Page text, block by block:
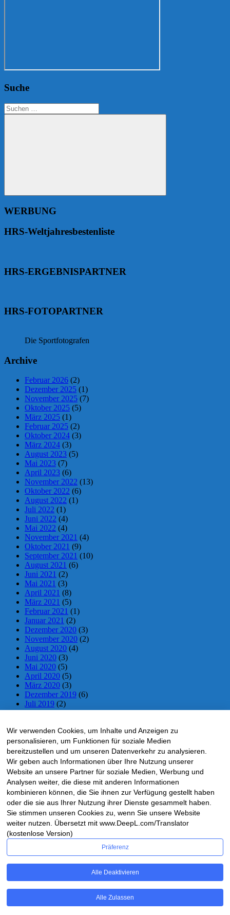
Suche
Suchen
nach:
Suchen
WERBUNG
HRS-Weltjahresbestenliste
HRS-ERGEBNISPARTNER
HRS-FOTOPARTNER
Die Sportfotografen
Archive
Februar 2026 (2)
Dezember 2025 (1)
November 2025 (7)
Oktober 2025 (5)
März 2025 (1)
Februar 2025 (2)
Oktober 2024 (3)
März 2024 (3)
August 2023 (5)
Mai 2023 (7)
April 2023 (6)
November 2022 (13)
Oktober 2022 (6)
August 2022 (1)
Juli 2022 (1)
Juni 2022 (4)
Mai 2022 (4)
November 2021 (4)
Oktober 2021 (9)
September 2021 (10)
August 2021 (6)
Juni 2021 (2)
Mai 2021 (3)
April 2021 (8)
März 2021 (5)
Februar 2021 (1)
Januar 2021 (2)
Dezember 2020 (3)
November 2020 (2)
August 2020 (4)
Juni 2020 (3)
Mai 2020 (5)
April 2020 (5)
März 2020 (3)
Dezember 2019 (6)
Juli 2019 (2)
Juni 2019(2)
April 2019(5)
März 2019 (1)
November 2018(10)
Oktober 2018(5)
September 2018
(1)
Mai 2018
(4)
April 2018 (4)
März 2018(1)
Februar 2018(2)
Dezember 2017 (3)
November 2017(18)
Oktober 2017(12)
HRS-LIVTICKER – via Facebook
Ticker
Wir verwenden Cookies, um Inhalte und Anzeigen zu
personalisieren, um Funktionen für soziale Medien
bereitzustellen und um unseren Datenverkehr zu analysieren.
Wir geben auch Informationen über Ihre Nutzung unserer
Website an unsere Partner für soziale Medien, Werbung und
Analysen weiter, die diese mit anderen Informationen
kombinieren können, die Sie ihnen zur Verfügung gestellt haben
oder die sie aus Ihrer Nutzung ihrer Dienste gesammelt haben.
Sie stimmen unseren Cookies zu, wenn Sie unsere Website
weiter nutzen. Übersetzt mit www.DeepL.com/Translator
(kostenlose Version)
Präferenz
Alle Deaktivieren
Alle Zulassen